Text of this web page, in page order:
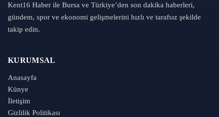
Kent16 Haber ile Bursa ve Türkiye’den son dakika haberleri,
gündem, spor ve ekonomi gelişmelerini hızlı ve tarafsız şekilde
takip edin.
KURUMSAL
Anasayfa
Künye
İletişim
Gizlilik Politikası